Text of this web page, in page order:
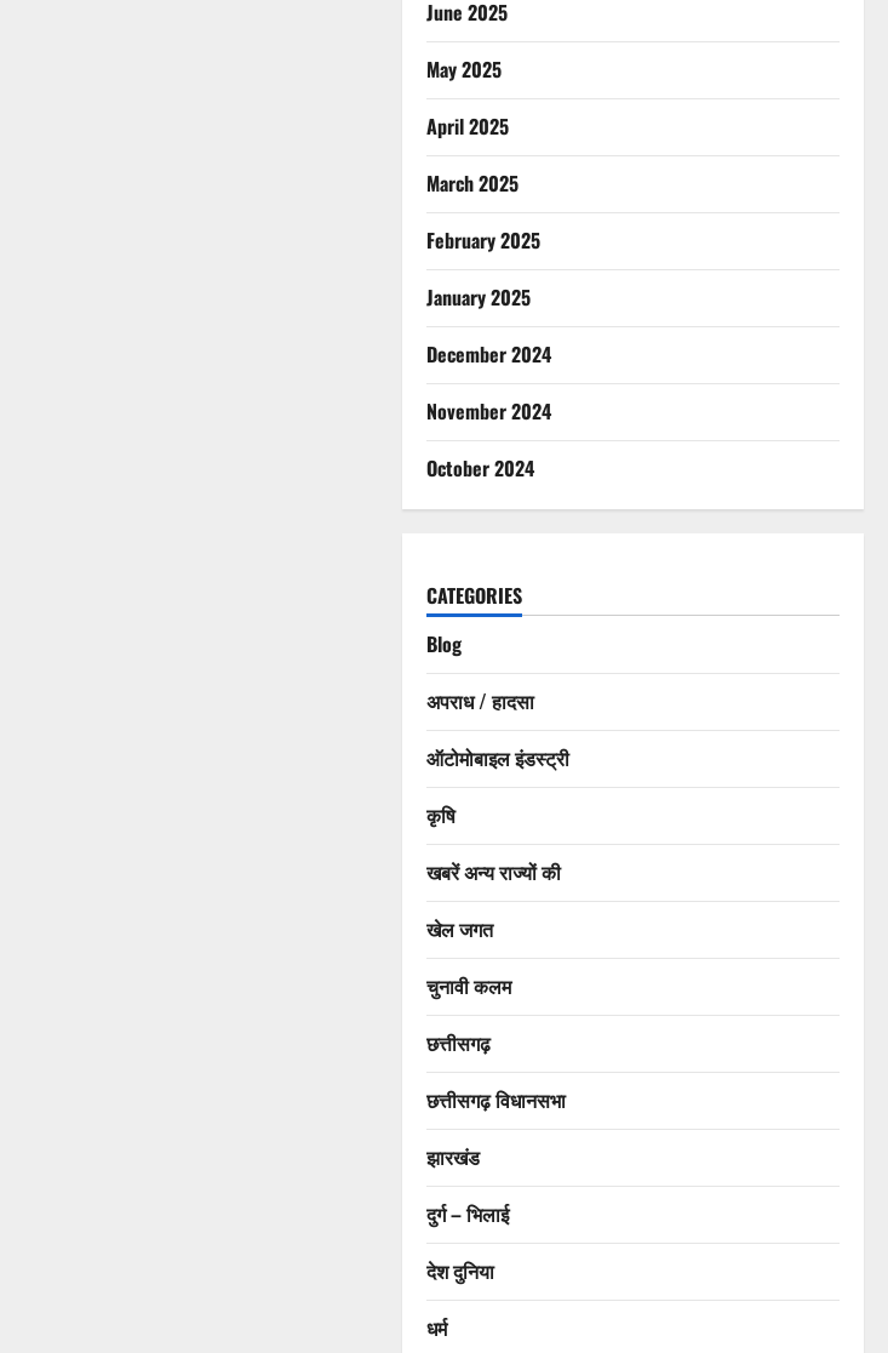
June 2025
May 2025
April 2025
March 2025
February 2025
January 2025
December 2024
November 2024
October 2024
CATEGORIES
Blog
अपराध / हादसा
ऑटोमोबाइल इंडस्ट्री
कृषि
खबरें अन्य राज्यों की
खेल जगत
चुनावी कलम
छत्तीसगढ़
छत्तीसगढ़ विधानसभा
झारखंड
दुर्ग – भिलाई
देश दुनिया
धर्म